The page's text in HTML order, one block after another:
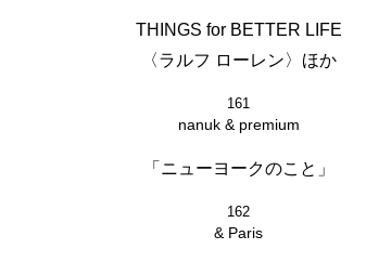
THINGS for BETTER LIFE
〈ラルフ ローレン〉ほか
161
nanuk & premium
「ニューヨークのこと」
162
& Paris